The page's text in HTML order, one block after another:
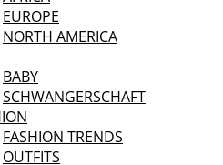
EUROPE
NORTH AMERICA
BABY
SCHWANGERSCHAFT
FASHION TRENDS
OUTFITS